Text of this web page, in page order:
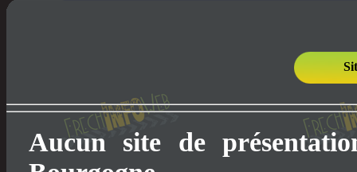
Aucun site de